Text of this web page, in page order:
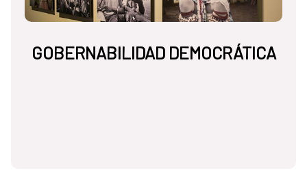
GOBERNABILIDAD DEMOCRÁTICA